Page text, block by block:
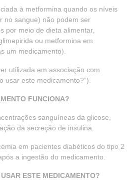
à metformina quando os níveis
no sangue) não podem ser
por meio de dieta alimentar,
ou metformina em
um medicamento).
utilizada em associação com
usar este medicamento?”).
FUNCIONA?
sanguíneas da glicose,
da secreção de insulina.
em pacientes diabéticos do tipo 2
a ingestão do medicamento.
ESTE MEDICAMENTO?